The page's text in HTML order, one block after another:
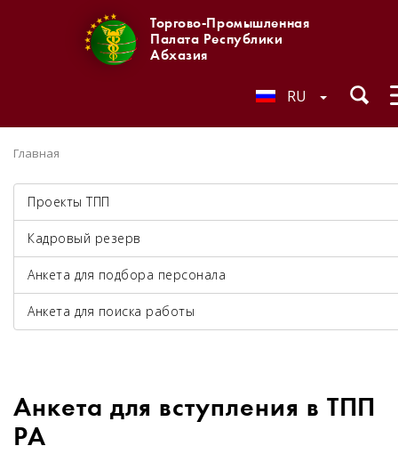
Торгово-Промышленная
Палата Республики
Абхазия
RU
Главная
Проекты ТПП
Кадровый резерв
Анкета для подбора персонала
Анкета для поиска работы
Анкета для вступления в ТПП
РА